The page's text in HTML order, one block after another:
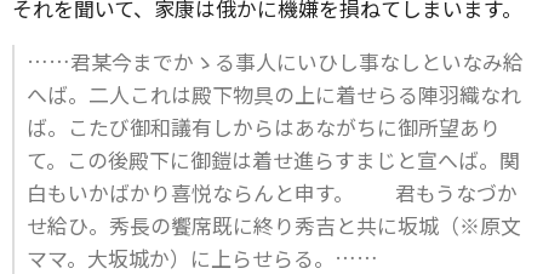
それを聞いて、家康は俄かに機嫌を損ねてしまいます。
……君某今までかゝる事人にいひし事なしといなみ給
へば。二人これは殿下物具の上に着せらる陣羽織なれ
ば。こたび御和議有しからはあながちに御所望あり
て。この後殿下に御鎧は着せ進らすまじと宣へば。関
白もいかばかり喜悦ならんと申す。 君もうなづか
せ給ひ。秀長の饗席既に終り秀吉と共に坂城（※原文
ママ。大坂城か）に上らせらる。……